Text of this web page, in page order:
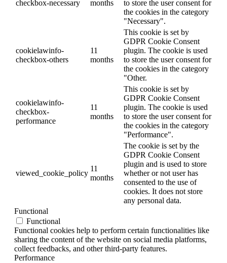
checkbox-necessary months
to store the user consent for
the cookies in the category
"Necessary".
cookielawinfo-
checkbox-others
11
months
This cookie is set by
GDPR Cookie Consent
plugin. The cookie is used
to store the user consent for
the cookies in the category
"Other.
cookielawinfo-
checkbox-
performance
11
months
This cookie is set by
GDPR Cookie Consent
plugin. The cookie is used
to store the user consent for
the cookies in the category
"Performance".
viewed_cookie_policy
11
months
The cookie is set by the
GDPR Cookie Consent
plugin and is used to store
whether or not user has
consented to the use of
cookies. It does not store
any personal data.
Functional
Functional
Functional cookies help to perform certain functionalities like
sharing the content of the website on social media platforms,
collect feedbacks, and other third-party features.
Performance